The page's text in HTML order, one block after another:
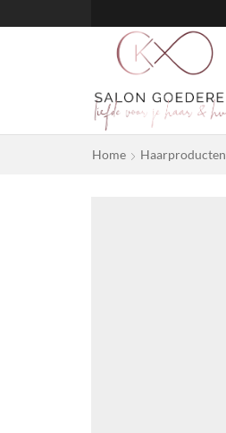
Home Haarproducten